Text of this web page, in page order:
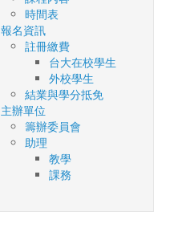
時間表
報名資訊
註冊繳費
台大在校學生
外校學生
結業與學分抵免
主辦單位
籌辦委員會
助理
教學
課務